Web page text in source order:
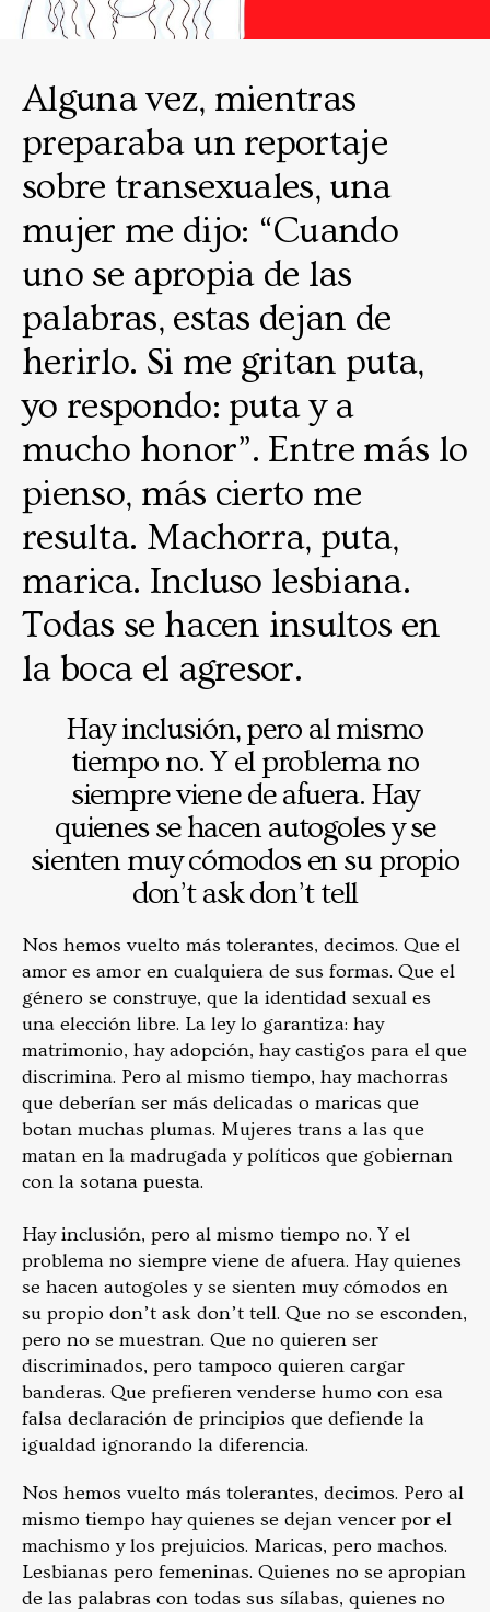
Alguna vez, mientras
preparaba un reportaje
sobre transexuales, una
mujer me dijo: “Cuando
uno se apropia de las
palabras, estas dejan de
herirlo. Si me gritan puta,
yo respondo: puta y a
mucho honor”. Entre más lo
pienso, más cierto me
resulta. Machorra, puta,
marica. Incluso lesbiana.
Todas se hacen insultos en
la boca el agresor.
Hay inclusión, pero al mismo
tiempo no. Y el problema no
siempre viene de afuera. Hay
quienes se hacen autogoles y se
sienten muy cómodos en su propio
don’t ask don’t tell
Nos hemos vuelto más tolerantes, decimos. Que el
amor es amor en cualquiera de sus formas. Que el
género se construye, que la identidad sexual es
una elección libre. La ley lo garantiza: hay
matrimonio, hay adopción, hay castigos para el que
discrimina. Pero al mismo tiempo, hay machorras
que deberían ser más delicadas o maricas que
botan muchas plumas. Mujeres trans a las que
matan en la madrugada y políticos que gobiernan
con la sotana puesta.
Hay inclusión, pero al mismo tiempo no. Y el
problema no siempre viene de afuera. Hay quienes
se hacen autogoles y se sienten muy cómodos en
su propio don’t ask don’t tell. Que no se esconden,
pero no se muestran. Que no quieren ser
discriminados, pero tampoco quieren cargar
banderas. Que prefieren venderse humo con esa
falsa declaración de principios que defiende la
igualdad ignorando la diferencia.
Nos hemos vuelto más tolerantes, decimos. Pero al
mismo tiempo hay quienes se dejan vencer por el
machismo y los prejuicios. Maricas, pero machos.
Lesbianas pero femeninas. Quienes no se apropian
de las palabras con todas sus sílabas, quienes no